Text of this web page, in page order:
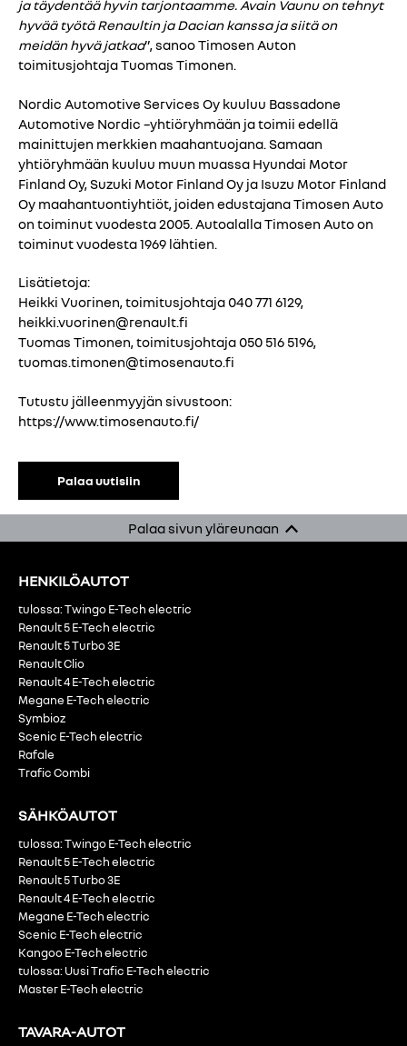
ja täydentää hyvin tarjontaamme. Avain Vaunu on tehnyt
hyvää työtä Renaultin ja Dacian kanssa ja siitä on
meidän hyvä jatkaa”, sanoo Timosen Auton
toimitusjohtaja Tuomas Timonen.
Nordic Automotive Services Oy kuuluu Bassadone
Automotive Nordic –yhtiöryhmään ja toimii edellä
mainittujen merkkien maahantuojana. Samaan
yhtiöryhmään kuuluu muun muassa Hyundai Motor
Finland Oy, Suzuki Motor Finland Oy ja Isuzu Motor Finland
Oy maahantuontiyhtiöt, joiden edustajana Timosen Auto
on toiminut vuodesta 2005. Autoalalla Timosen Auto on
toiminut vuodesta 1969 lähtien.
Lisätietoja:
Heikki Vuorinen, toimitusjohtaja 040 771 6129,
heikki.vuorinen@renault.fi
Tuomas Timonen, toimitusjohtaja 050 516 5196,
tuomas.timonen@timosenauto.fi
Tutustu jälleenmyyjän sivustoon:
https://www.timosenauto.fi/
Palaa uutisiin
Palaa sivun yläreunaan
HENKILÖAUTOT
tulossa: Twingo E-Tech electric
Renault 5 E-Tech electric
Renault 5 Turbo 3E
Renault Clio
Renault 4 E-Tech electric
Megane E-Tech electric
Symbioz
Scenic E-Tech electric
Rafale
Trafic Combi
SÄHKÖAUTOT
tulossa: Twingo E-Tech electric
Renault 5 E-Tech electric
Renault 5 Turbo 3E
Renault 4 E-Tech electric
Megane E-Tech electric
Scenic E-Tech electric
Kangoo E-Tech electric
tulossa: Uusi Trafic E-Tech electric
Master E-Tech electric
TAVARA-AUTOT